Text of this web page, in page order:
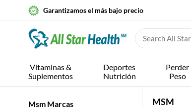
Garantizamos el más bajo precio
Vitaminas &
Suplementos
Deportes
Nutrición
Perder
Peso
Msm Marcas
MSM